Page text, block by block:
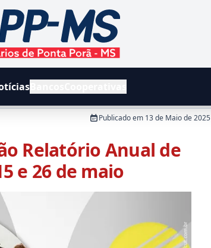
de Ponta Porã e Região
Bancos
Publicado em13 de Maio de 2025
Relatório Anual de
e 26 de maio